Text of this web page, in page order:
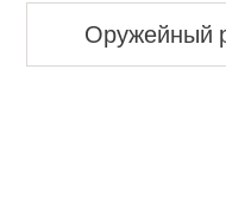
Оружейный